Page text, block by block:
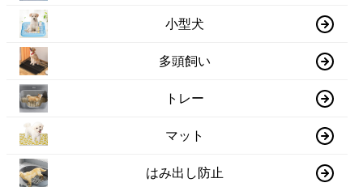
小型犬
多頭飼い
トレー
マット
はみ出し防止